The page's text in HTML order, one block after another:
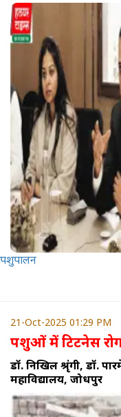
पशुपालन
21-Oct-2025 01:29 PM
पशुओं में टिटनेस
डॉ. निखिल श्रृंगी, डॉ.
महाविद्यालय, जोधपुर